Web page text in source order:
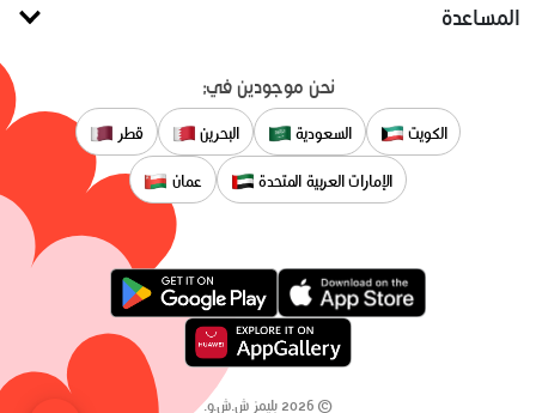
المساعدة
نحن موجودين في:
الكويت السعودية البحرين قطر
الإمارات العربية المتحدة عمان
©
2026 بليمز ش.ش.و.